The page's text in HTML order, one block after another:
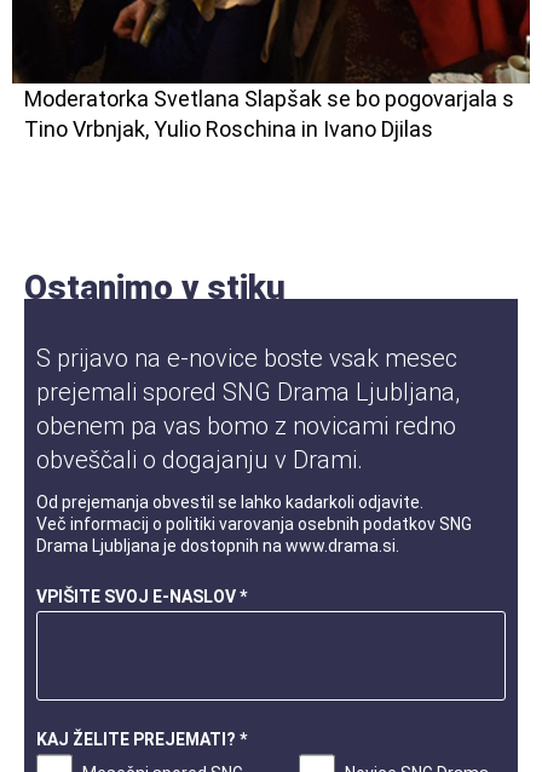
Moderatorka Svetlana Slapšak se bo pogovarjala s
Tino Vrbnjak, Yulio Roschina in Ivano Djilas
Ostanimo v stiku
S prijavo na e-novice boste vsak mesec
prejemali spored SNG Drama Ljubljana,
obenem pa vas bomo z novicami redno
obveščali o dogajanju v Drami.
Od prejemanja obvestil se lahko kadarkoli odjavite.
Več informacij o politiki varovanja osebnih podatkovSNG
Drama Ljubljana je dostopnih na www.drama.si
VPIŠITE SVOJ E-NASLOV *
KAJ ŽELITE PREJEMATI? *